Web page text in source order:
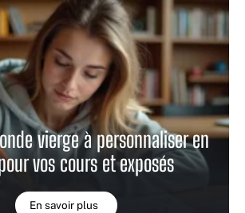
vierge à personnaliser en
vos cours et exposés
En savoir plus